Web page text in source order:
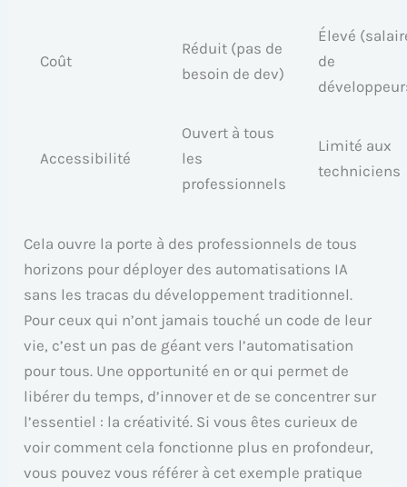
Coût
Réduit (pas de
besoin de dev)
Élevé
de
Accessibilité
Ouvert à tous
les
professionnels
Limité aux
techniciens
Cela ouvre la porte à des professionnels de tous
horizons pour déployer des automatisations IA
sans les tracas du développement traditionnel.
Pour ceux qui n’ont jamais touché un code de leur
vie, c’est un pas de géant vers l’automatisation
pour tous. Une opportunité en or qui permet de
libérer du temps, d’innover et de se concentrer sur
l’essentiel : la créativité. Si vous êtes curieux de
voir comment cela fonctionne plus en profondeur,
vous pouvez vous référer à cet exemple pratique